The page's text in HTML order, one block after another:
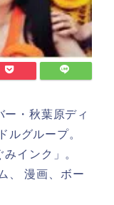
・秋葉原ディ
ルグループ。
インク」。
、 漫画、ボー